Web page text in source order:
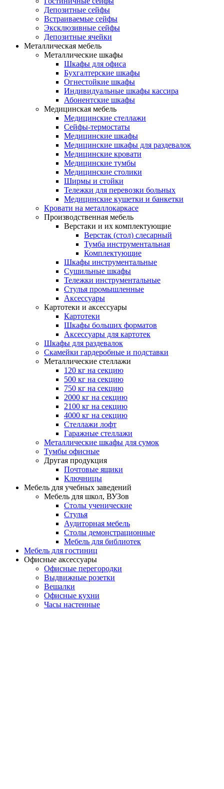
Депозитные сейфы
Встраиваемые сейфы
Эксклюзивные сейфы
Депозитные ячейки
Металлическая мебель
Металлические шкафы
Шкафы для офиса
Бухгалтерские шкафы
Огнестойкие шкафы
Индивидуальные шкафы кассира
Абонентские шкафы
Медицинская мебель
Медицинские стеллажи
Сейфы-термостаты
Медицинские шкафы
Медицинские шкафы для раздевалок
Медицинские кровати
Медицинские тумбы
Медицинские столики
Ширмы и стойки
Тележки для перевозки больных
Медицинские кушетки и банкетки
Кровати на металлокаркасе
Производственная мебель
Верстаки и их комплектующие
Верстак (стол) слесарный
Тумба инструментальная
Комплектующие
Шкафы инструментальные
Сушильные шкафы
Тележки инструментальные
Стулья промышленные
Аксессуары
Картотеки и аксессуары
Картотеки
Шкафы больших форматов
Аксессуары для картотек
Шкафы для раздевалок
Скамейки гардеробные и подставки
Металлические стеллажи
120 кг на секцию
500 кг на секцию
750 кг на секцию
2000 кг на секцию
2100 кг на секцию
4000 кг на секцию
Стеллажи лофт
Гаражные стеллажи
Металлические шкафы для сумок
Тумбы офисные
Другая продукция
Почтовые ящики
Ключницы
Мебель для учебных заведений
Мебель для школ, ВУЗов
Столы ученические
Стулья
Аудиторная мебель
Столы демонстрационные
Мебель для библиотек
Мебель для гостиниц
Офисные аксессуары
Офисные перегородки
Выдвижные розетки
Вешалки
Офисные кухни
Часы настенные